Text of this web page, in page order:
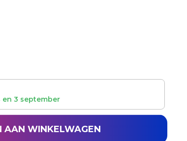
en 3 september
AAN WINKELWAGEN